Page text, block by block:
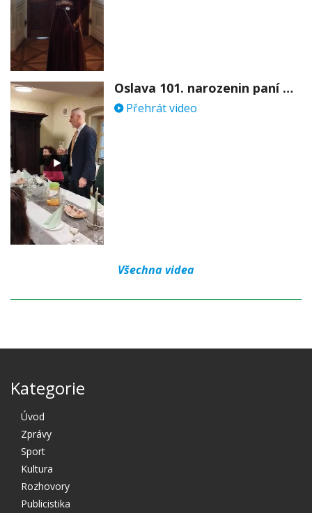
Oslava 101. narozenin paní Věry Skořepové
Přehrát video
Všechna videa
Kategorie
Úvod
Zprávy
Sport
Kultura
Rozhovory
Publicistika